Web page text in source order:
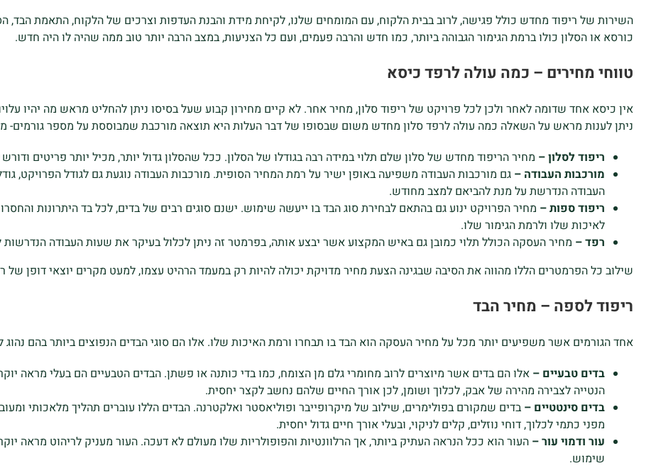
השירות של ריפוד מחדש כולל פגישה, לרוב בבית הלקוח, עם המומחים שלנו, לקיחת מידת והבנת העדפות וצרכים של הלקוח, התאמת הבד,
כורסא או הסלון כולו ברמת הגימור הגבוהה ביותר, כמו חדש והרבה פעמים, ועם כל הצניעות, במצב הרבה יותר טוב ממה שהיה לו היה חדש.
טווחי מחירים – כמה עולה לרפד כיסא
אין כיסא אחד שדומה לאחר ולכן לכל פרויקט של ריפוד סלון, מחיר אחר. לא קיים מחירון קבוע שעל בסיסו ניתן להחליט מראש מה יהיו
ניתן לענות מראש על השאלה כמה עולה לרפד סלון מחדש משום שבסופו של דבר העלות היא תוצאה מורכבת שמבוססת על מספר גורמים-
ריפוד לסלון – מחיר הריפוד מחדש של סלון שלם תלוי במידה רבה בגודלו של הסלון. ככל שהסלון גדול יותר, מכיל יותר פריטים
מורכבות העבודה – גם מורכבות העבודה משפיעה באופן ישיר על רמת המחיר הסופית. מורכבות העבודה נוגעת גם לגודל הפרויקט,
העבודה הנדרשת על מנת להביאם למצב מחודש.
ריפוד ספות – מחיר הפרויקט ינוע גם בהתאם לבחירת סוג הבד בו ייעשה שימוש. ישנם סוגים רבים של בדים, לכל בד היתרונות
לאיכות שלו ולרמת הגימור שלו.
רפד – מחיר העסקה הכולל תלוי כמובן גם באיש המקצוע אשר יבצע אותה, בפרמטר זה ניתן לכלול בעיקר את שעות העבודה הנדרשות
שילוב כל הפרמטרים הללו מהווה את הסיבה שבגינה הצעת מחיר מדויקת יכולה להיות רק במעמד הרהיט עצמו, למעט מקרים יוצאי דופן של
ריפוד לספה – מחיר הבד
אחד הגורמים אשר משפיעים יותר מכל על מחיר העסקה הוא הבד בו תבחרו ורמת האיכות שלו. אלו הם סוגי הבדים הנפוצים ביותר בהם
בדים טבעיים – אלו הם בדים אשר מיוצרים לרוב מחומרי גלם מן הצומח, כמו בדי כותנה או פשתן. הבדים הטבעיים הם בעלי מראה
הנטייה לצבירה מהירה של אבק, לכלוך ושומן, לכן אורך החיים שלהם נחשב לקצר יחסית.
בדים סינטטיים – בדים שמקורם בפולימרים, שילוב של מיקרופייבר ופוליאסטר ואלקטרנה. הבדים הללו עוברים תהליך מלאכותי
מפני כתמי לכלוך, דוחי נוזלים, קלים לניקוי, ובעלי אורך חיים גדול יחסית.
עור ודמוי עור – העור הוא ככל הנראה העתיק ביותר, אך הרלוונטיות והפופולריות שלו מעולם לא דעכה. העור מעניק לריהוט מראה
שימוש.